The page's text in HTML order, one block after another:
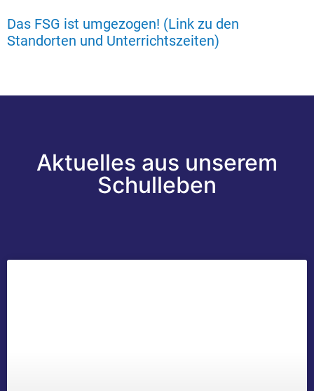
Das FSG ist umgezogen! (Link zu den
Standorten und Unterrichtszeiten)
Aktuelles aus unserem
Schulleben